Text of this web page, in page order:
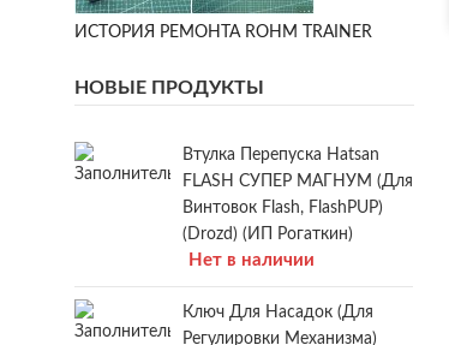
ИСТОРИЯ РЕМОНТА ROHM TRAINER
НОВЫЕ ПРОДУКТЫ
Втулка Перепуска Hatsan
FLASH СУПЕР МАГНУМ (для
Винтовок Flash, FlashPUP)
(Drozd) (ИП Рогаткин)
Нет в наличии
Ключ Для Насадок (для
Регулировки Механизма)